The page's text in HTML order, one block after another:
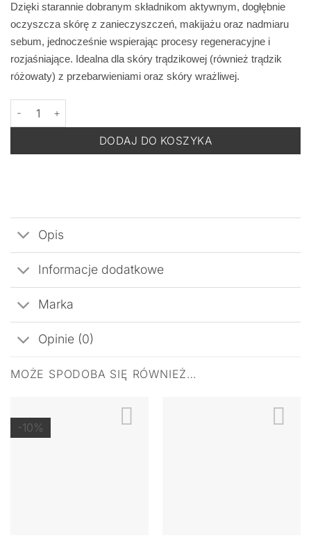
Dzięki starannie dobranym składnikom aktywnym, dogłębnie
oczyszcza skórę z zanieczyszczeń, makijażu oraz nadmiaru
sebum, jednocześnie wspierając procesy regeneracyjne i
rozjaśniające. Idealna dla skóry trądzikowej (również trądzik
różowaty) z przebarwieniami oraz skóry wrażliwej.
ilość DERMOMEDICA Azelaic TRX Foam Cleanser Mini -
DODAJ DO KOSZYKA
Opis
Informacje dodatkowe
Marka
Opinie (0)
MOŻE SPODOBA SIĘ RÓWNIEŻ…
-10%